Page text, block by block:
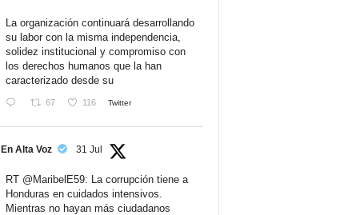
La organización continuará desarrollando
su labor con la misma independencia,
solidez institucional y compromiso con
los derechos humanos que la han
caracterizado desde su
67 116 Twitter
En Alta Voz 31 Jul
RT @MaribelE59: La corrupción tiene a
Honduras en cuidados intensivos.
Mientras no hayan más ciudadanos